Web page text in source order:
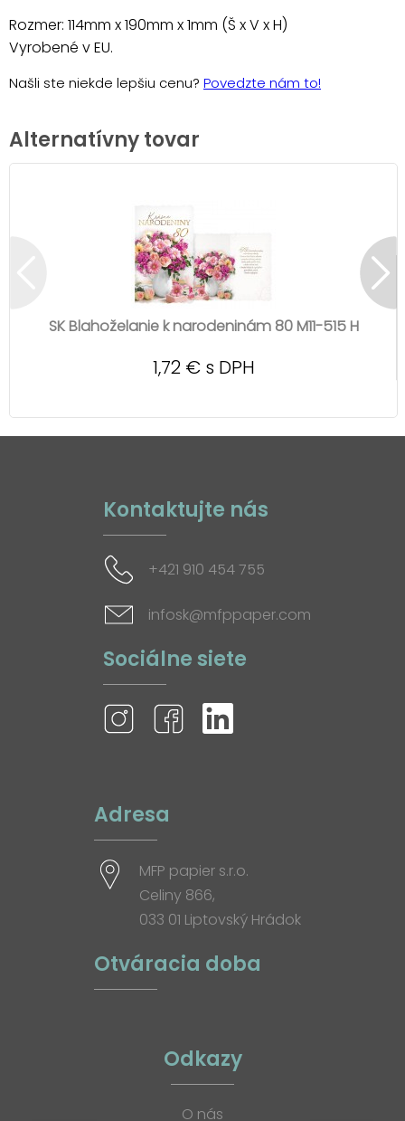
Rozmer: 114mm x 190mm x 1mm (Š x V x H)
Vyrobené v EU.
Našli ste niekde lepšiu cenu? Povedzte nám to!
Alternatívny tovar
SK Blahoželanie k narodeninám 80 M11-515 H
1,72 € s DPH
Kontaktujte nás
+421 910 454 755
infosk@mfppaper.com
Sociálne siete
Adresa
MFP papier s.r.o.
Celiny 866,
033 01 Liptovský Hrádok
Otváracia doba
Odkazy
O nás